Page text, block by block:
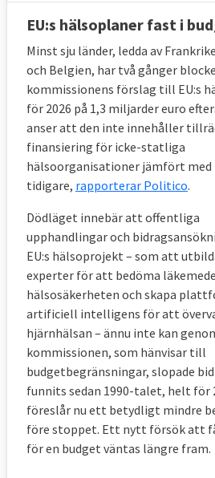
Danmark
377
Källa:Stats- och
förslag, juli 2020, punkt 152
Extra bidrag för olika syften
tillväxt, sysselsättning,
regioner och extra
speciellt till 14 EU-länder, se
Tabell 3.
Riktade
EU-
bidrag
miljoner
euro
Frankrike - 1660
Tjeckien
1550 -
Tyskland
650 650
EU:s hälsoplaner fast i
Minst sju länder, ledda av
och Belgien, har två gånger
kommissionens förslag till EU:s
för 2026 på 1,3 miljarder euro
anser att den inte innehåller
finansiering för icke-statliga
hälsoorganisationer jämfört med
tidigare, rapporterar Politico.
Dödläget innebär att offentliga
upphandlingar och
EU:s hälsoprojekt – som att
experter för att bedöma
hälsosäkerheten och skapa
artificiell intelligens för att
hjärnhälsan – ännu inte kan
kommissionen, som hänvisar till
budgetbegränsningar, slopade
funnits sedan 1990-talet, helt för
föreslår nu ett betydligt mindre
före stoppet. Ett nytt försök att
för en budget väntas längre fram.